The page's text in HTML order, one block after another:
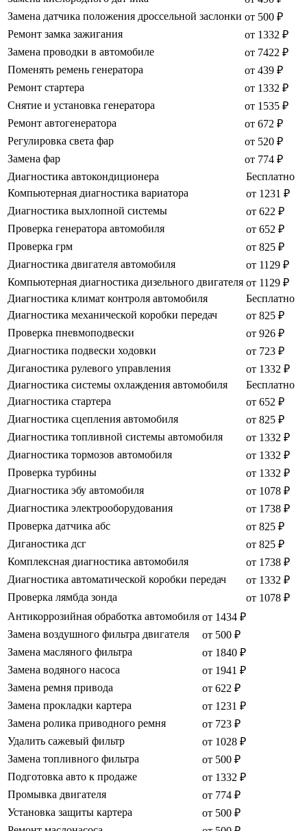
Замена датчика положения дроссельной заслонки от 500 ₽
Ремонт замка зажигания
от 1332 ₽
Замена проводки в автомобиле
от 7422 ₽
Поменять ремень генератора
от 439 ₽
Ремонт стартера
от 1332 ₽
Снятие и установка генератора
от 1535 ₽
Ремонт автогенератора
от 672 ₽
Регулировка света фар
от 520 ₽
Замена фар
от 774 ₽
Диагностика автокондиционера
Бесплатно
Компьютерная диагностика вариатора
от 1231 ₽
Диагностика выхлопной системы
от 622 ₽
Проверка генератора автомобиля
от 652 ₽
Проверка грм
от 825 ₽
Диагностика двигателя автомобиля
от 1129 ₽
Компьютерная диагностика дизельного двигателя от 1129 ₽
Диагностика климат контроля автомобиля
Бесплатно
Диагностика механической коробки передач
от 825 ₽
Проверка пневмоподвески
от 926 ₽
Диагностика подвески ходовки
от 723 ₽
Диганостика рулевого управления
от 1332 ₽
Диагностика системы охлаждения автомобиля
Бесплатно
Диагностика стартера
от 652 ₽
Диагностика сцепления автомобиля
от 825 ₽
Диагностика топливной системы автомобиля
от 1332 ₽
Диагностика тормозов автомобиля
от 1332 ₽
Проверка турбины
от 1332 ₽
Диагностика эбу автомобиля
от 1078 ₽
Диагностика электрооборудования
от 1738 ₽
Проверка датчика абс
от 825 ₽
Диганостика дсг
от 825 ₽
Комплексная диагностика автомобиля
от 1738 ₽
Диагностика автоматической коробки передач
от 1332 ₽
Проверка лямбда зонда
от 1078 ₽
Антикоррозийная обработка автомобиля от 1434 ₽
Замена воздушного фильтра двигателя
от 500 ₽
Замена масляного фильтра
от 1840 ₽
Замена водяного насоса
от 1941 ₽
Замена ремня привода
от 622 ₽
Замена прокладки картера
от 1231 ₽
Замена ролика приводного ремня
от 723 ₽
Удалить сажевый фильтр
от 1028 ₽
Замена топливного фильтра
от 500 ₽
Подготовка авто к продаже
от 1332 ₽
Промывка двигателя
от 774 ₽
Установка защиты картера
от 500 ₽